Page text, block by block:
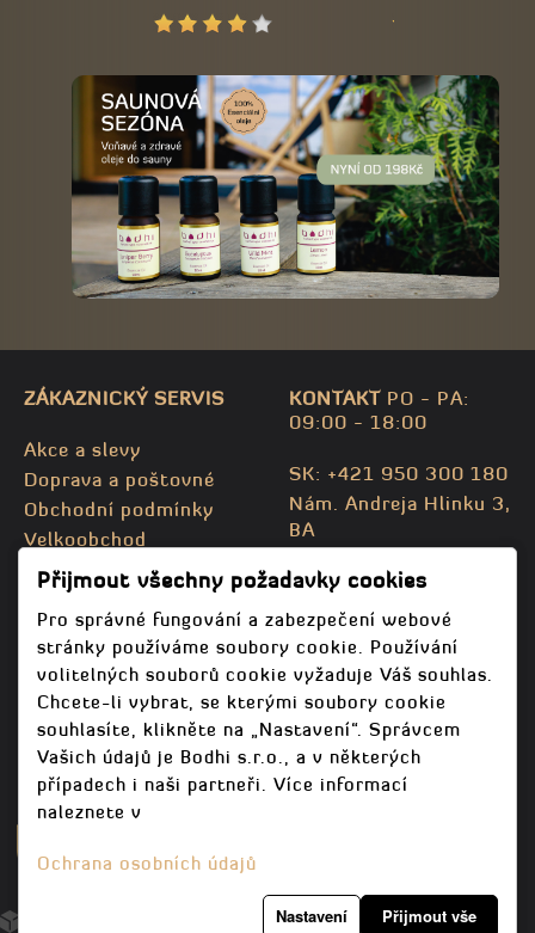
ZÁKAZNICKÝ SERVIS
Akce a slevy
Doprava a poštovné
Obchodní podmínky
Velkoobchod
Kontaktujte nás
Mapa stránky
KONTAKTPO - PA:
09:00 - 18:00
SK: +421 950 300 180
Nám. Andreja Hlinku 3,
BA
info@bodhispa.sk
info@bodhi.cz
Přijmout všechny požadavky cookies
Pro správné fungování a zabezpečení webové
stránky používáme soubory cookie. Používání
volitelných souborů cookie vyžaduje Váš souhlas.
Chcete-li vybrat, se kterými soubory cookie
souhlasíte, klikněte na „Nastavení“. Správcem
Vašich údajů je Bodhi s.r.o., a v některých
případech i naši partneři. Více informací
naleznete v
Ochrana osobních údajů
Nastavení Přijmout vše